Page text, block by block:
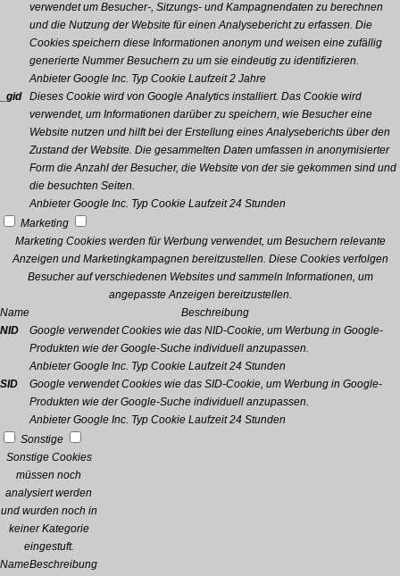
verwendet um Besucher-, Sitzungs- und Kampagnendaten zu berechnen
und die Nutzung der Website für einen Analysebericht zu erfassen. Die
Cookies speichern diese Informationen anonym und weisen eine zufällig
generierte Nummer Besuchern zu um sie eindeutig zu identifizieren.
Anbieter Google Inc. Typ Cookie Laufzeit 2 Jahre
_gid
Dieses Cookie wird von Google Analytics installiert. Das Cookie wird
verwendet, um Informationen darüber zu speichern, wie Besucher eine
Website nutzen und hilft bei der Erstellung eines Analyseberichts über den
Zustand der Website. Die gesammelten Daten umfassen in anonymisierter
Form die Anzahl der Besucher, die Website von der sie gekommen sind und
die besuchten Seiten.
Anbieter Google Inc. Typ Cookie Laufzeit 24 Stunden
Marketing
Marketing Cookies werden für Werbung verwendet, um Besuchern relevante
Anzeigen und Marketingkampagnen bereitzustellen. Diese Cookies verfolgen
Besucher auf verschiedenen Websites und sammeln Informationen, um
angepasste Anzeigen bereitzustellen.
Name
Beschreibung
NID
Google verwendet Cookies wie das NID-Cookie, um Werbung in Google-
Produkten wie der Google-Suche individuell anzupassen.
Anbieter Google Inc. Typ Cookie Laufzeit 24 Stunden
SID
Google verwendet Cookies wie das SID-Cookie, um Werbung in Google-
Produkten wie der Google-Suche individuell anzupassen.
Anbieter Google Inc. Typ Cookie Laufzeit 24 Stunden
Sonstige
Sonstige Cookies
müssen noch
analysiert werden
und wurden noch in
keiner Kategorie
eingestuft.
NameBeschreibung